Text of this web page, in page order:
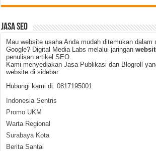
JASA SEO
Mau website usaha Anda mudah ditemukan dalam
Google? Digital Media Labs melalui jaringan
penulisan artikel SEO.
Kami menyediakan Jasa Publikasi dan Blogroll
website di sidebar.
Hubungi kami di:0817195001
Indonesia Sentris
Promo UKM
Warta Regional
Surabaya Kota
Berita Santai